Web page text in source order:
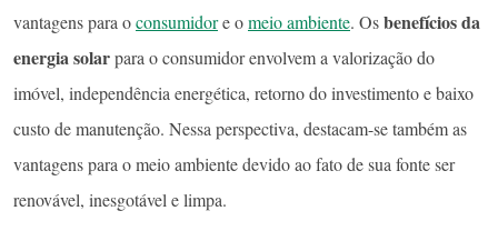
vantagens para oconsumidore omeio ambiente. Osbenefícios da
energia solarpara o consumidor envolvem a valorização do
imóvel, independência energética, retorno do investimento e baixo
custo de manutenção. Nessa perspectiva, destacam-se também as
vantagens para o meio ambiente devido ao fato de sua fonte ser
renovável, inesgotável e limpa.